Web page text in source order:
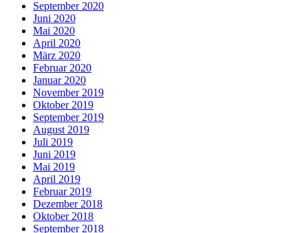
September 2020
Juni 2020
Mai 2020
April 2020
März 2020
Februar 2020
Januar 2020
November 2019
Oktober 2019
September 2019
August 2019
Juli 2019
Juni 2019
Mai 2019
April 2019
Februar 2019
Dezember 2018
Oktober 2018
September 2018